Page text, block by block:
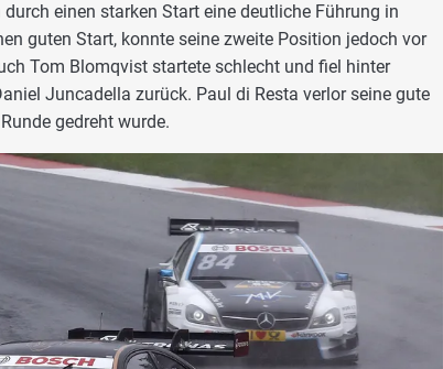
einen starken Start eine deutliche Führung in
guten Start, konnte seine zweite Position jedoch vor
Tom Blomqvist startete schlecht und fiel hinter
Juncadella zurück. Paul di Resta verlor seine gute
gedreht wurde.